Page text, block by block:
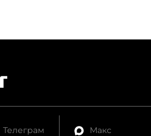
Телеграм Макс